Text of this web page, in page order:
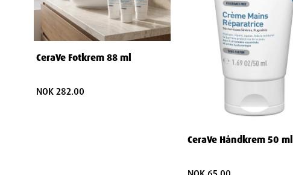
CeraVe Fotkrem 88 ml
NOK 282.00
CeraVe Håndkrem 50 ml